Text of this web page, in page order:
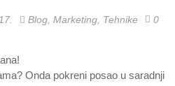
Blog Marketing Tehnike
0
Onda pokreni posao u saradnji